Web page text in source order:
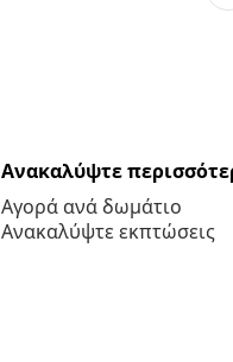
Ανακαλύψτε
Αγορά ανά δωμάτιο
Ανακαλύψτε εκπτώσεις